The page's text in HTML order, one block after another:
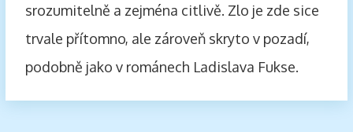
srozumitelně a zejména citlivě. Zlo je zde sice
trvale přítomno, ale zároveň skryto v pozadí,
podobně jako v románech Ladislava Fukse.